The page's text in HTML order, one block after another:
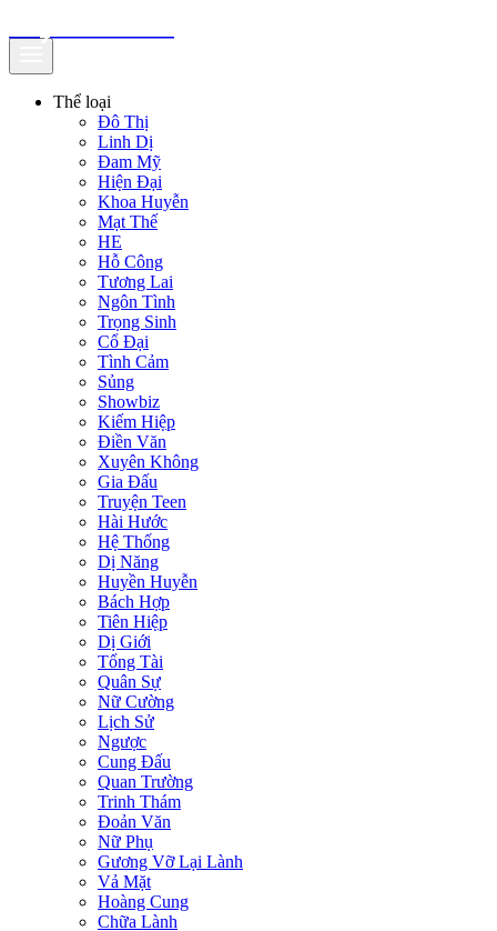
Thể loại
Đô Thị
Linh Dị
Đam Mỹ
Hiện Đại
Khoa Huyễn
Mạt Thế
HE
Hỗ Công
Tương Lai
Ngôn Tình
Trọng Sinh
Cổ Đại
Tình Cảm
Sủng
Showbiz
Kiếm Hiệp
Điền Văn
Xuyên Không
Gia Đấu
Truyện Teen
Hài Hước
Hệ Thống
Dị Năng
Huyền Huyễn
Bách Hợp
Tiên Hiệp
Dị Giới
Tổng Tài
Quân Sự
Nữ Cường
Lịch Sử
Ngược
Cung Đấu
Quan Trường
Trinh Thám
Đoản Văn
Nữ Phụ
Gương Vỡ Lại Lành
Vả Mặt
Hoàng Cung
Chữa Lành